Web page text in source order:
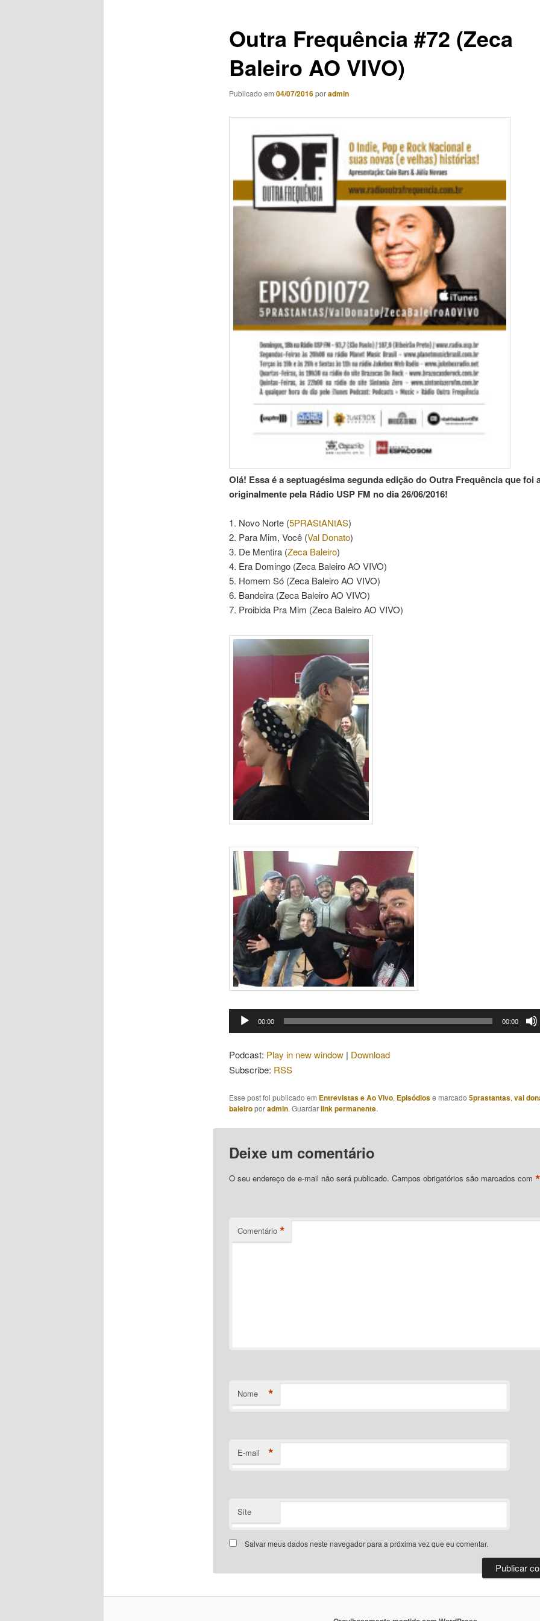
Outra Frequência #72 (Zeca
Baleiro AO VIVO)
Publicado em 04/07/2016poradmin
Olá! Essa é a septuagésima segunda edição do Outra Frequência que foi
originalmente pela Rádio USP FM no dia 26/06/2016!
1. Novo Norte (5PRAStANtAS)
2. Para Mim, Você (Val Donato)
3. De Mentira (Zeca Baleiro)
4. Era Domingo (Zeca Baleiro AO VIVO)
5. Homem Só (Zeca Baleiro AO VIVO)
6. Bandeira (Zeca Baleiro AO VIVO)
7. Proibida Pra Mim (Zeca Baleiro AO VIVO)
Tocador 00:00 00:00
Podcast: Play in new window| Download
Subscribe: RSS
Esse post foi publicado em Entrevistas e Ao Vivo, Episódiose marcado 5prastantas, val
baleiroporadmin. Guardarlink permanente.
Deixe um comentário
O seu endereço de e-mail não será publicado. Campos obrigatórios são marcados com *
Comentário *
Nome *
E-mail *
Site
Salvar meus dados neste navegador para a próxima vez que eu comentar.